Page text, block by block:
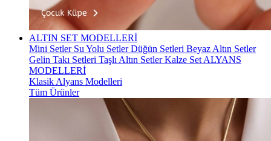
ALTIN SET MODELLERİ
Mini Setler Su Yolu SetlerDüğün Setleri Beyaz Altın Setler
Gelin Takı Setleri Taşlı Altın SetlerKalze Set ALYANS
MODELLERİ
Klasik Alyans Modelleri
Tüm Ürünler